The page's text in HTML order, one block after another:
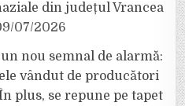
din județul Vrancea
07/2026
nou semnal de alarmă:
vândut de producători
plus, se repune pe tapet